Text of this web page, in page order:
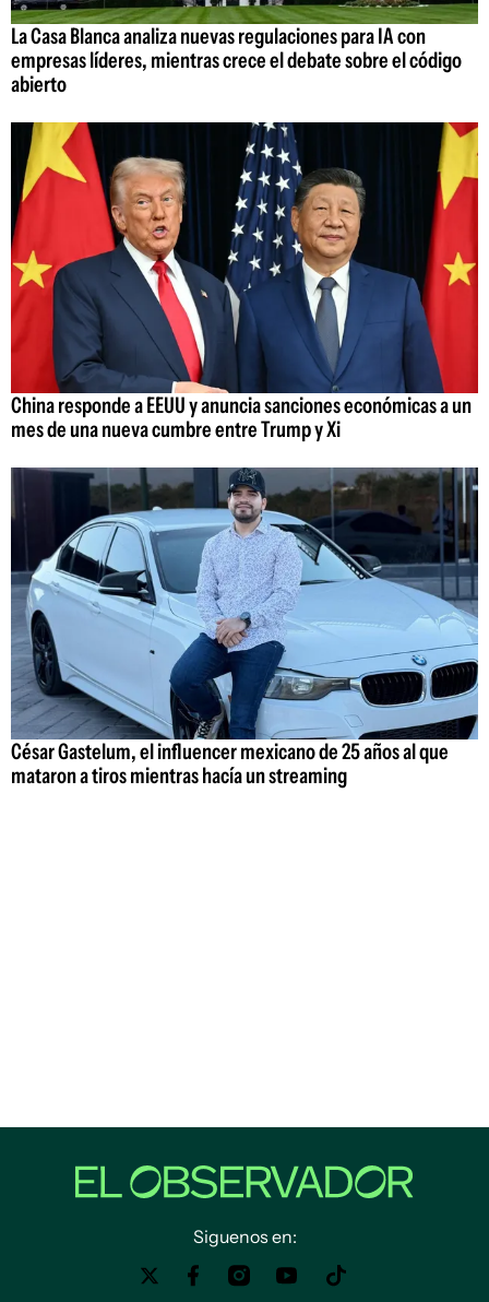
La Casa Blanca analiza nuevas regulaciones para IA con
empresas líderes, mientras crece el debate sobre el código
abierto
China responde a EEUU y anuncia sanciones económicas a un
mes de una nueva cumbre entre Trump y Xi
César Gastelum, el influencer mexicano de 25 años al que
mataron a tiros mientras hacía un streaming
Siguenos en: